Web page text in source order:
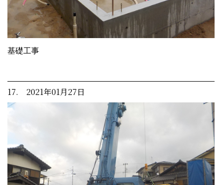
基礎工事
17. 2021年01月27日